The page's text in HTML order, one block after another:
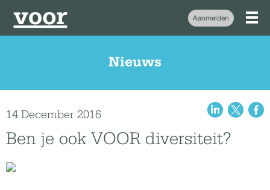
Aanmelden
Nieuws
14 December 2016
Ben je ook VOOR diversiteit?